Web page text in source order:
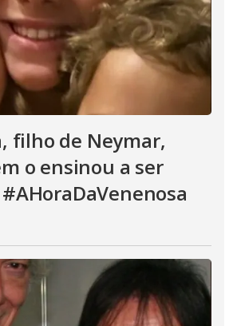
filho de Neymar,
o ensinou a ser